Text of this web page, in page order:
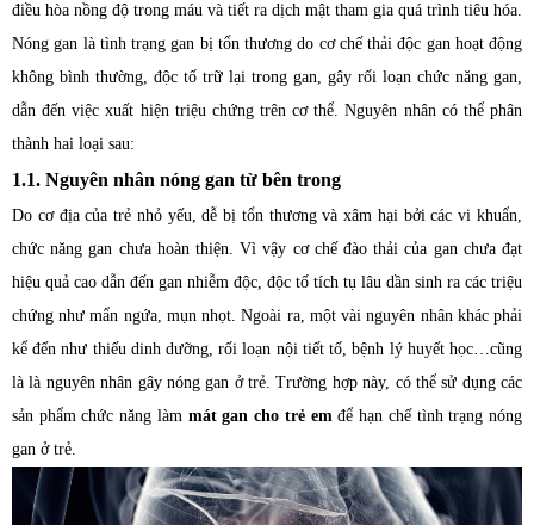
điều hòa nồng độ trong máu và tiết ra dịch mật tham gia quá trình tiêu hóa.
Nóng gan là tình trạng gan bị tổn thương do cơ chế thải độc gan hoạt động
không bình thường, độc tố trữ lại trong gan, gây rối loạn chức năng gan,
dẫn đến việc xuất hiện triệu chứng trên cơ thể. Nguyên nhân có thể phân
thành hai loại sau:
1.1. Nguyên nhân nóng gan từ bên trong
Do cơ địa của trẻ nhỏ yếu, dễ bị tổn thương và xâm hại bởi các vi khuẩn,
chức năng gan chưa hoàn thiện. Vì vậy cơ chế đào thải của gan chưa đạt
hiệu quả cao dẫn đến gan nhiễm độc, độc tố tích tụ lâu dần sinh ra các triệu
chứng như mẩn ngứa, mụn nhọt. Ngoài ra, một vài nguyên nhân khác phải
kể đến như thiếu dinh dưỡng, rối loạn nội tiết tố, bệnh lý huyết học…cũng
là là nguyên nhân gây nóng gan ở trẻ. Trường hợp này, có thể sử dụng các
sản phẩm chức năng làm mát gan cho trẻ emđể hạn chế tình trạng nóng
gan ở trẻ.